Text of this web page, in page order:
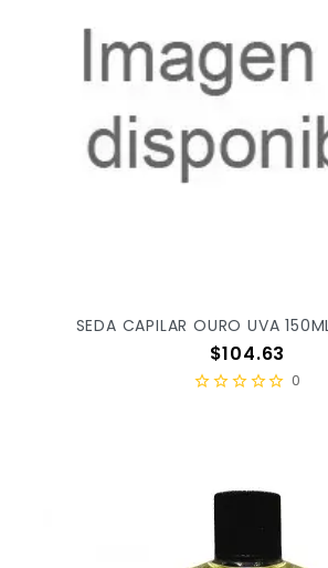
SEDA CAPILAR OURO UVA
Precio
$104.63
0